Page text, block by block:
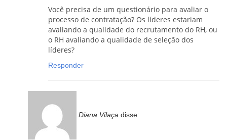
Você precisa de um questionário para avaliar o
processo de contratação? Os líderes estariam
avaliando a qualidade do recrutamento do RH, ou
o RH avaliando a qualidade de seleção dos
líderes?
Responder
Diana Vilaça disse: